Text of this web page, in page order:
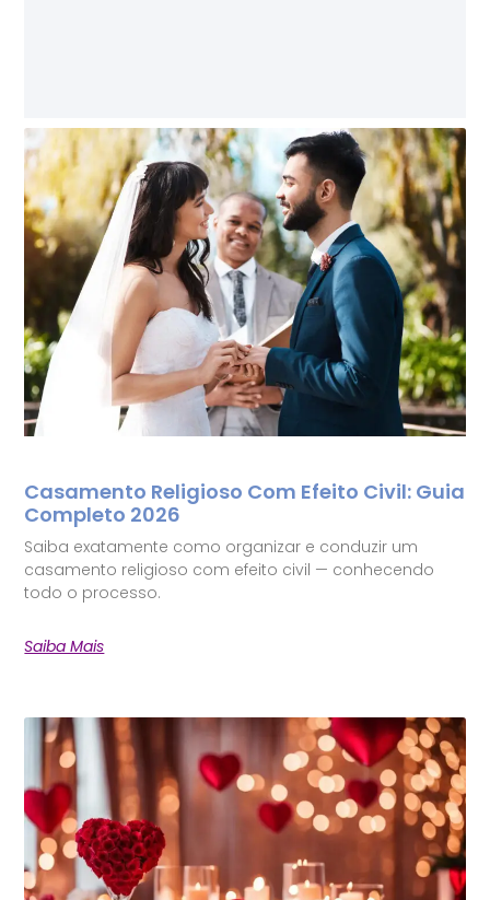
Casamento Religioso Com Efeito Civil: Guia
Completo 2026
Saiba exatamente como organizar e conduzir um
casamento religioso com efeito civil — conhecendo
todo o processo.
Saiba Mais